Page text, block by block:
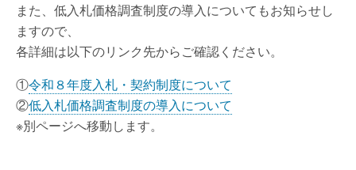
また、低入札価格調査制度の導入についてもお知らせし
ますので、
各詳細は以下のリンク先からご確認ください。
①令和８年度入札・契約制度について
②低入札価格調査制度の導入について
※別ページへ移動します。